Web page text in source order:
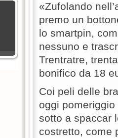
«Zufolando
premo un
lo smartpin,
nessuno e
Trentratre,
bonifico da 18
Coi peli delle
oggi
sotto a spaccar
costretto, come